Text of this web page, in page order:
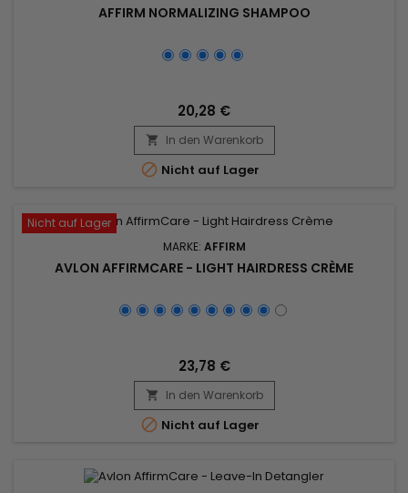
AFFIRM NORMALIZING SHAMPOO
20,28 €
 In den Warenkorb
 Nicht auf Lager
Nicht auf Lager
MARKE: AFFIRM
AVLON AFFIRMCARE - LIGHT HAIRDRESS CRÈME
23,78 €
 In den Warenkorb
 Nicht auf Lager